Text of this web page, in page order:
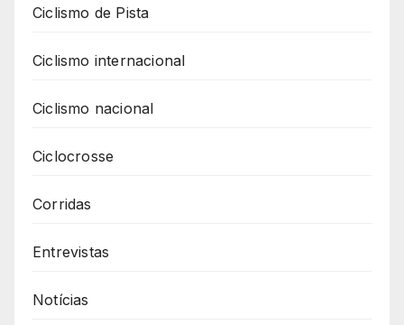
Ciclismo de Pista
Ciclismo internacional
Ciclismo nacional
Ciclocrosse
Corridas
Entrevistas
Notícias